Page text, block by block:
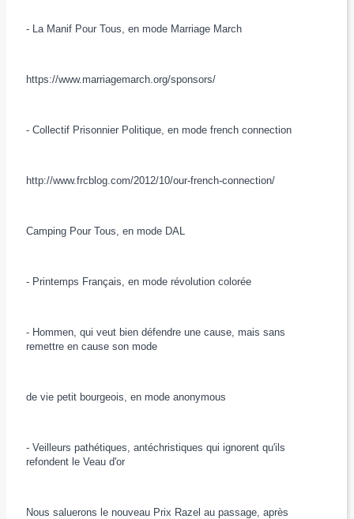
- La Manif Pour Tous, en mode Marriage March
https://www.marriagemarch.org/sponsors/
- Collectif Prisonnier Politique, en mode french connection
http://www.frcblog.com/2012/10/our-french-connection/
Camping Pour Tous, en mode DAL
- Printemps Français, en mode révolution colorée
- Hommen, qui veut bien défendre une cause, mais sans
remettre en cause son mode
de vie petit bourgeois, en mode anonymous
- Veilleurs pathétiques, antéchristiques qui ignorent qu'ils
refondent le Veau d'or
Nous saluerons le nouveau Prix Razel au passage, après